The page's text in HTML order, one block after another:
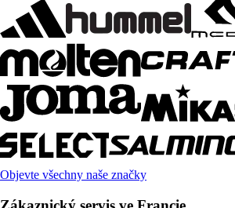
Objevte všechny naše značky